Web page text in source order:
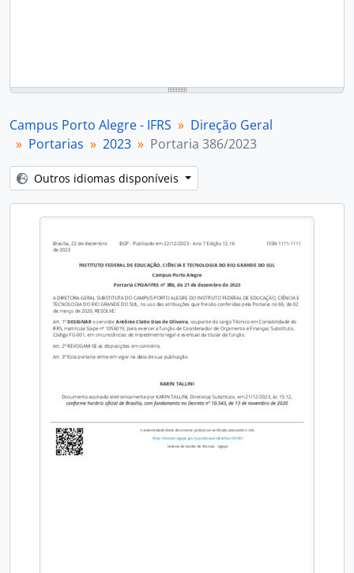
Campus Porto Alegre - IFRS
Direção Geral
Portarias
2023 Portaria 386/2023
Outros idiomas disponíveis